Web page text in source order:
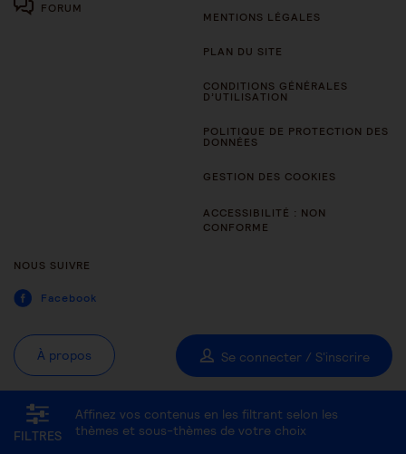
FILTRES
Affinez vos contenus en les filtrant selon les
thèmes et sous-thèmes de votre choix
Tous les thèmes Être aidant Être accompagné au quotidien
FORUM
MENTIONS LÉGALES
PLAN DU SITE
CONDITIONS GÉNÉRALES
D’UTILISATION
POLITIQUE DE PROTECTION DES
DONNÉES
GESTION DES COOKIES
ACCESSIBILITÉ : NON
CONFORME
NOUS SUIVRE
Facebook
À propos Se connecter / S'inscrire